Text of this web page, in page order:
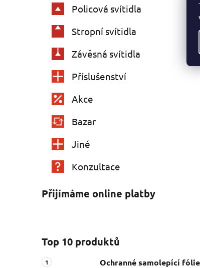
Policová svítidla
Stropní svítidla
Závěsná svítidla
Příslušenství
Akce
Bazar
Jiné
Konzultace
Přijímáme online platby
Top 10 produktů
Ochranné samolepící fólie